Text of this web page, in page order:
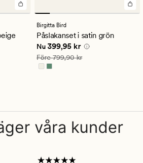
Birgitta Bird
Påslakanset i satin grön
Nuvarande pris
Nu 399,95 kr
Ordinarie pris 799,90 kr
Före799,90 kr
våra kunder